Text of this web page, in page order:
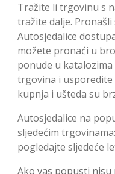
Tražite li trgovinu s
tražite dalje.
Autosjedalice
možete pronaći u
ponude u
trgovina i usporedite
kupnja i ušteda su
Autosjedalice na
sljedećim trgovinama:
pogledajte sljedeće
Ako vas popusti